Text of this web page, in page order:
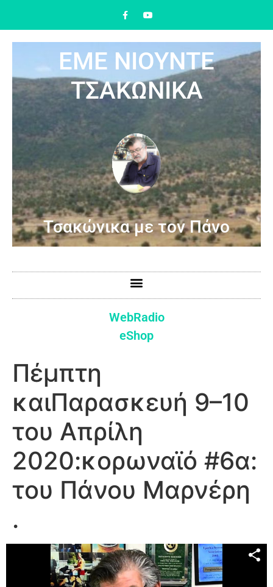
ΕΜΕ ΝΙΟΥΝΤΕ
ΤΣΑΚΩΝΙΚΑ
Τσακώνικα με τον Πάνο
WebRadio
eShop
Πέμπτη
καιΠαρασκευή 9–10
του Απρίλη
2020:κορωναϊό #6α:
του Πάνου Μαρνέρη
.